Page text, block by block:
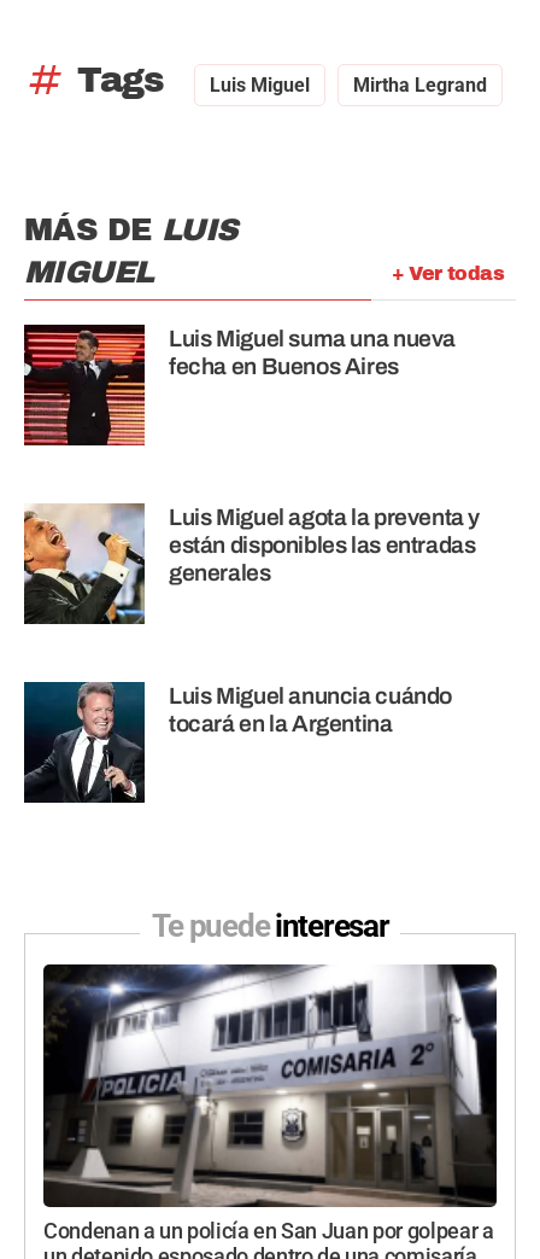
tag Tags Luis Miguel Mirtha Legrand
+ Ver todas
MÁS DE LUIS
MIGUEL
Luis Miguel suma una nueva
fecha en Buenos Aires
Luis Miguel agota la preventa y
están disponibles las entradas
generales
Luis Miguel anuncia cuándo
tocará en la Argentina
Te puedeinteresar
Condenan a un policía en San Juan por golpear a